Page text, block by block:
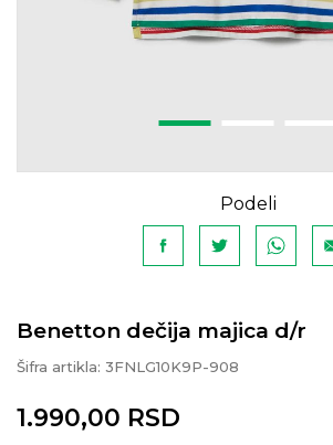
Podeli
Benetton dečija majica d/r
Šifra artikla: 3FNLG10K9P-908
1.990,00 RSD